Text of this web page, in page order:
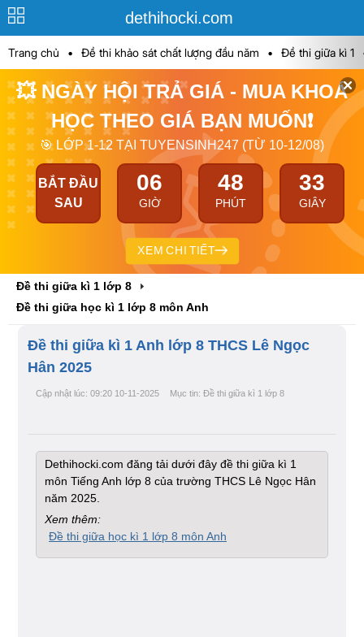
dethihocki.com
Trang chủ • Đề thi khảo sát chất lượng đầu năm • Đề thi giữa kì 1
💥 NGÀY HỘI TRẢ GIÁ - MUA KHOÁ
HỌC THEO GIÁ BẠN MUỐN❗
🎯 LỚP 1-12 TẠI TUYENSINH247 (TỪ 10-12/08)
BẮT ĐẦU
SAU
06
GIỜ
48
PHÚT
32
GIÂY
XEM CHI TIẾT
Đề thi giữa kì 1 lớp 8
Đề thi giữa học kì 1 lớp 8 môn Anh
Đề thi giữa kì 1 Anh lớp 8 THCS Lê Ngọc
Hân 2025
Cập nhật lúc: 09:20 10-11-2025 Mục tin: Đề thi giữa kì 1 lớp 8
Dethihocki.com đăng tải dưới đây đề thi giữa kì 1
môn Tiếng Anh lớp 8 của trường THCS Lê Ngọc Hân
năm 2025.
Xem thêm:
Đề thi giữa học kì 1 lớp 8 môn Anh